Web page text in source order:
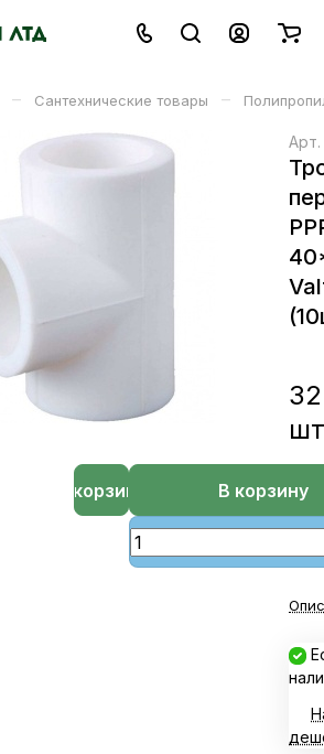
– Сантехнические товары –
Арт.
шт
В корзину
В корзине